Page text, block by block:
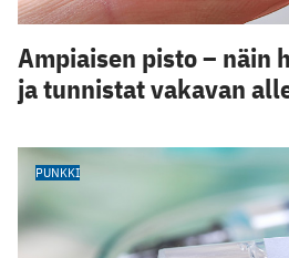
Ampiaisen pisto – näin
ja tunnistat vakavan
PUNKKI